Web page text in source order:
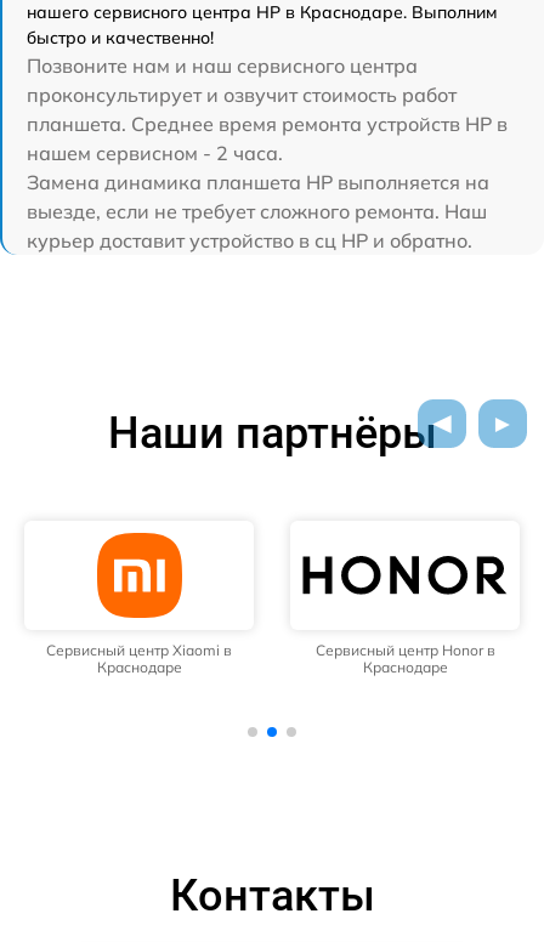
нашего сервисного центра HP в Краснодаре. Выполним
быстро и качественно!
Позвоните нам и наш сервисного центра
проконсультирует и озвучит стоимость работ
планшета. Среднее время ремонта устройств HP в
нашем сервисном - 2 часа.
Замена динамика планшета HP выполняется на
выезде, если не требует сложного ремонта. Наш
курьер доставит устройство в сц HP и обратно.
Наши партнёры
Сервисный центр Xiaomi в
Краснодаре
Сервисный центр Honor в
Краснодаре
Контакты